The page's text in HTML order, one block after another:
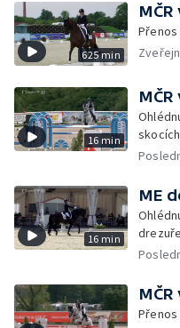
625 min
16 min
skocích
16 min
ME
drezuře